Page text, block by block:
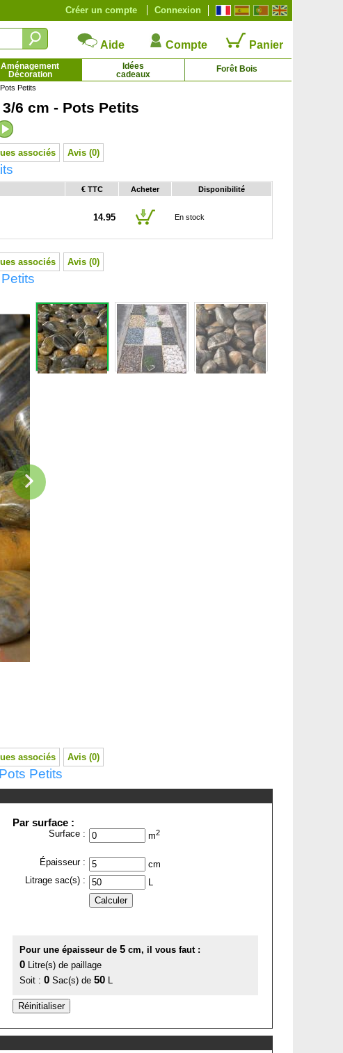
Connexion
Créer un compte
Aide Compte Panier
Aménagement
Décoration
Idées
cadeaux
Forêt Bois
Petits
6 cm - Pots Petits
associés Avis (0)
€ TTC Acheter Disponibilité
14.95 En stock
associés Avis (0)
associés Avis (0)
Petits
Par surface :
Surface : m2
Épaisseur :
cm
Litrage sac(s) :
L
Pour une épaisseur de5 cm, il vous faut :
0 Litre(s) de paillage
Soit :0 Sac(s) de50 L